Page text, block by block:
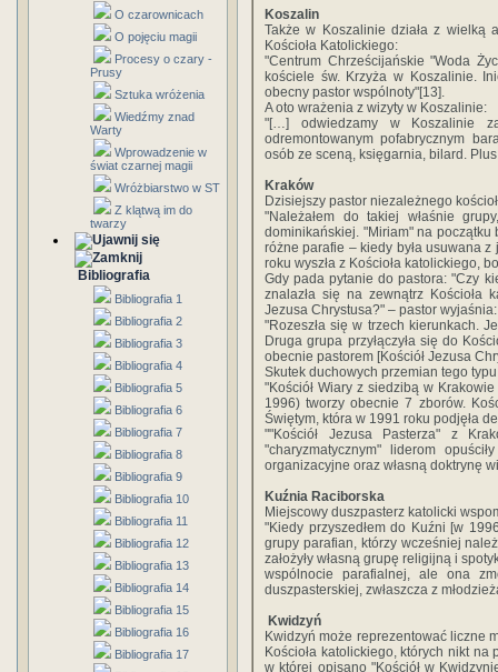
O czarownicach
O pojęciu magii
Procesy o czary -
Prusy
Sztuka wróżenia
Wiedźmy znad
Warty
Wprowadzenie w
świat czarnej magii
Wróżbiarstwo w ST
Z klątwą im do
twarzy
Bibliografia
Bibliografia 1
Bibliografia 2
Bibliografia 3
Bibliografia 4
Bibliografia 5
Bibliografia 6
Bibliografia 7
Bibliografia 8
Bibliografia 9
Bibliografia 10
Bibliografia 11
Bibliografia 12
Bibliografia 13
Bibliografia 14
Bibliografia 15
Bibliografia 16
Bibliografia 17
Koszalin
Także w Koszalinie działa z wielką
Kościoła Katolickiego:
"Centrum Chrześcijańskie "Woda
kościele św. Krzyża w Koszalinie.
obecny pastor wspólnoty"[13].
A oto wrażenia z wizyty w Koszalinie:
"[…] odwiedzamy w Koszalinie
odremontowanym pofabrycznym
osób ze sceną, księgarnia, bilard.
Kraków
Dzisiejszy pastor niezależnego
"Należałem do takiej właśnie
dominikańskiej. "Miriam" na początku
różne parafie – kiedy była usuwana
roku wyszła z Kościoła katolickiego,
Gdy pada pytanie do pastora: "Czy
znalazła się na zewnątrz Kościoła
Jezusa Chrystusa?" – pastor wyjaśnia:
"Rozeszła się w trzech kierunkach.
Druga grupa przyłączyła się do
obecnie pastorem [Kościół Jezusa
Skutek duchowych przemian tego
"Kościół Wiary z siedzibą w
1996) tworzy obecnie 7 zborów.
Świętym, która w 1991 roku podjęła
""Kościół Jezusa Pasterza" z
"charyzmatycznym" liderom
organizacyjne oraz własną doktrynę
Kuźnia Raciborska
Miejscowy duszpasterz katolicki
"Kiedy przyszedłem do Kuźni [w
grupy parafian, którzy wcześniej
założyły własną grupę religijną i
wspólnocie parafialnej, ale ona
duszpasterskiej, zwłaszcza z
Kwidzyń
Kwidzyń może reprezentować liczne
Kościoła katolickiego, których nikt
w której opisano "Kościół w